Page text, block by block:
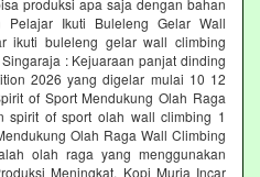
Pelajar Ikuti Buleleng Gelar Wall
ikuti buleleng gelar wall climbing
: Kejuaraan panjat dinding
2026 yang digelar mulai 10 12
of Sport Mendukung Olah Raga
spirit of sport olah wall climbing 1
Olah Raga Wall Climbing
olah raga yang menggunakan
Meningkat, Kopi Muria Incar